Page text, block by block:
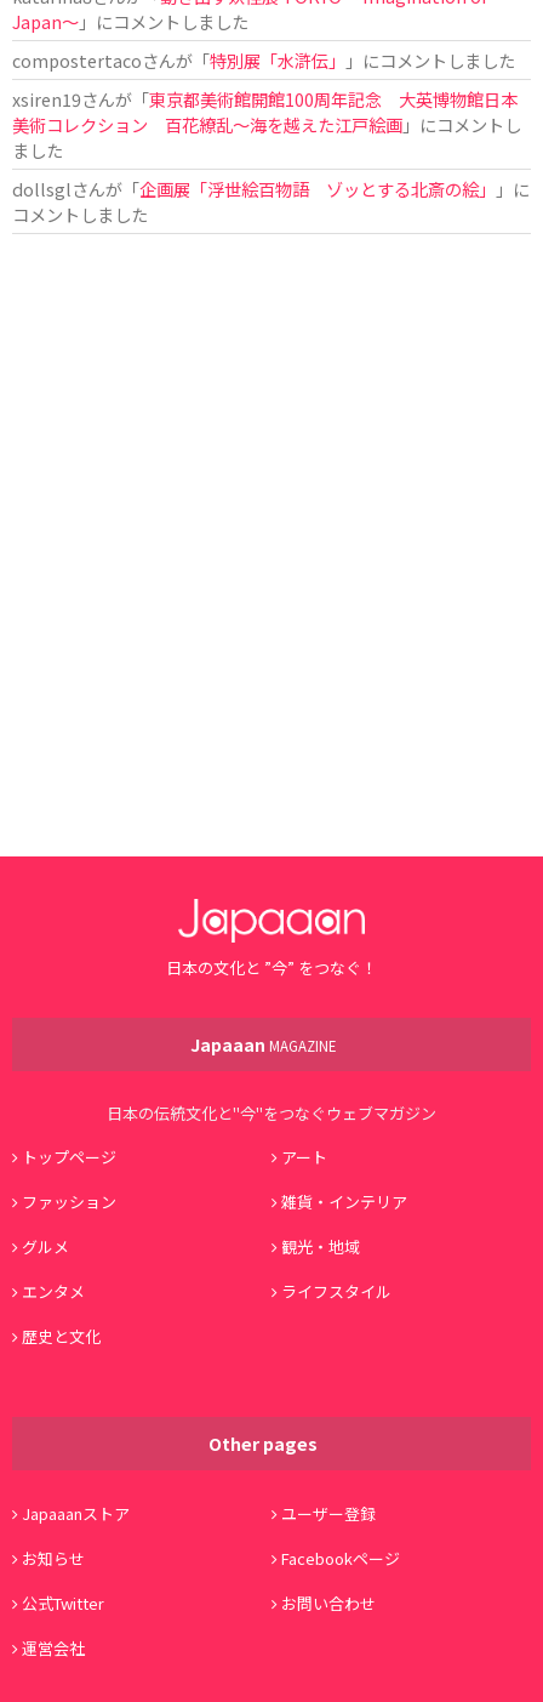
Japan〜」にコメントしました
compostertacoさんが「特別展「水滸伝」
」にコメントしました
xsiren19さんが「東京都美術館開館100周年記念 大英博物館日本
美術コレクション 百花繚乱～海を越えた江戸絵画」にコメントし
ました
dollsglさんが「企画展「浮世絵百物語 ゾッとする北斎の絵」
」に
コメントしました
日本の文化と ”今” をつなぐ！
Japaaan MAGAZINE
日本の伝統文化と"今"をつなぐウェブマガジン
トップページ
アート
ファッション
雑貨・インテリア
グルメ
観光・地域
エンタメ
ライフスタイル
歴史と文化
Other pages
Japaaanストア
ユーザー登録
お知らせ
Facebookページ
公式Twitter
お問い合わせ
運営会社